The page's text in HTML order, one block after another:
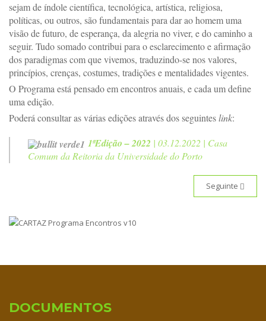
sejam de índole científica, tecnológica, artística, religiosa,
políticas, ou outros, são fundamentais para dar ao homem uma
visão de futuro, de esperança, da alegria no viver, e do caminho a
seguir. Tudo somado contribui para o esclarecimento e afirmação
dos paradigmas com que vivemos, traduzindo-se nos valores,
princípios, crenças, costumes, tradições e mentalidades vigentes.
O Programa está pensado em encontros anuais, e cada um define
uma edição.
Poderá consultar as várias edições através dos seguinteslink:
1ªEdição – 2022 | 03.12.2022 | Casa
Comum da Reitoria da Universidade do Porto
Seguinte
DOCUMENTOS